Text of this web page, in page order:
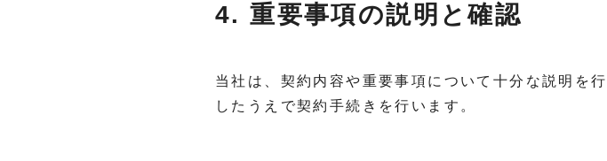
4. 重要事項の説明と確認
当社は、契約内容や重要事項について十分な説明を
したうえで契約手続きを行います。